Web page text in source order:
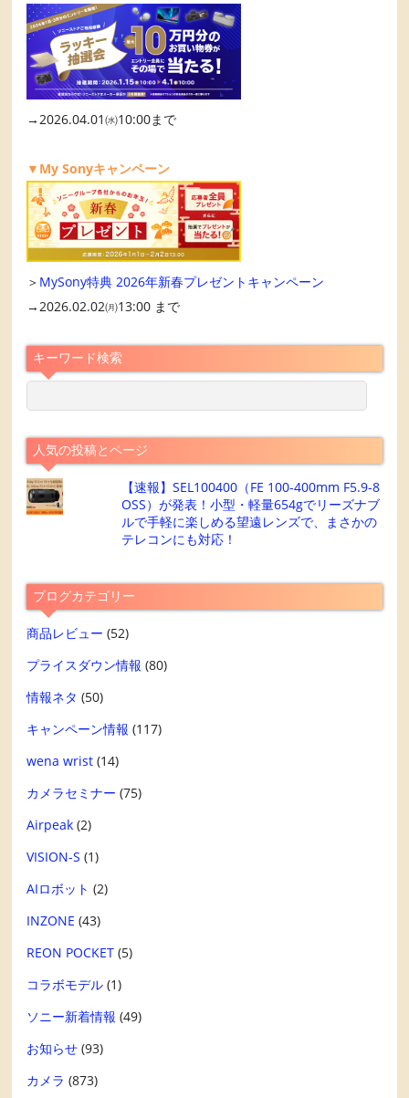
→2026.04.01㈬10:00まで
▼My Sonyキャンペーン
＞ MySony特典 2026年新春プレゼントキャンペーン
→2026.02.02㈪13:00 まで
キーワード検索
人気の投稿とページ
【速報】SEL100400（FE 100-400mm F5.9-8
OSS）が発表！小型・軽量654gでリーズナブ
ルで手軽に楽しめる望遠レンズで、まさかの
テレコンにも対応！
ブログカテゴリー
商品レビュー (52)
プライスダウン情報 (80)
情報ネタ (50)
キャンペーン情報 (117)
wena wrist (14)
カメラセミナー (75)
Airpeak (2)
VISION-S (1)
AIロボット (2)
INZONE (43)
REON POCKET (5)
コラボモデル (1)
ソニー新着情報 (49)
お知らせ (93)
カメラ (873)